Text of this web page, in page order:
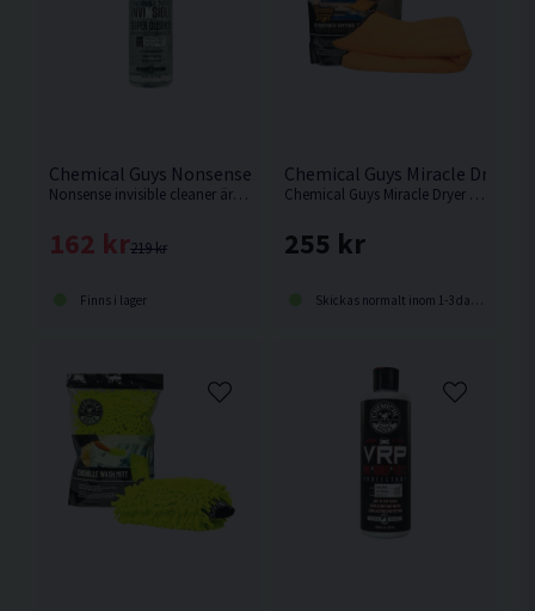
Chemical Guys Nonsense Invisible 473ml APC/
Nonsense invisible cleaner är en ph neutral, doftlös men ändå kraftfull APC. Perfekt att ha för att rengöra maskiner eller annan utrustning.
219 kr
162 kr
Finns i lager
Chemical Guys Miracle Dryer
Chemical Guys Miracle Dryer är en otroligt mångsidig, effektiv och högabsorberande torkduk tillverkad av premium 70/30 mikrofiber.
255 kr
Skickas normalt inom 1-3 dagar